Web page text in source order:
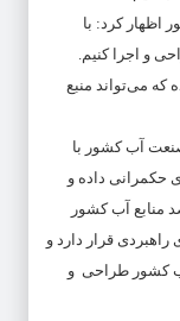
اظهار کرد: با
و اجرا کنیم.
که می‌تواند منبع
آب کشور با
حکمرانی داده و
منابع آب کشور
قرار دارد و
کشور طراحی و